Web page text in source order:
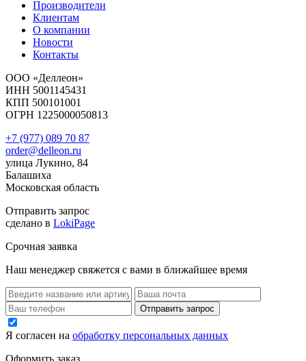
Производители
Клиентам
О компании
Новости
Контакты
ООО «Деллеон»
ИНН 5001145431
КПП 500101001
ОГРН 1225000050813
+7 (977) 089 70 87
order@delleon.ru
улица Лукино, 84
Балашиха
Московская область
Отправить запрос
сделано в LokiPage
Срочная заявка
Наш менеджер свяжется с вами в ближайшее время
Я согласен на обработку персональных данных